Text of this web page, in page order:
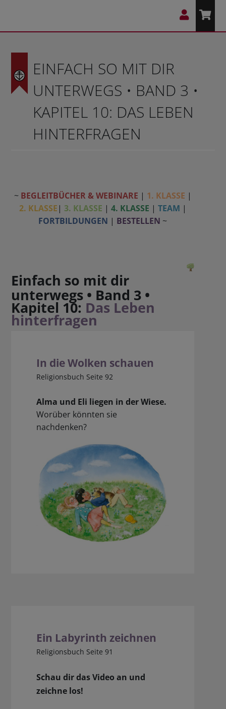
EINFACH SO MIT DIR
UNTERWEGS • BAND 3 •
KAPITEL 10: DAS LEBEN
HINTERFRAGEN
~ BEGLEITBÜCHER & WEBINARE | 1. KLASSE |
2. KLASSE | 3. KLASSE | 4. KLASSE | TEAM |
FORTBILDUNGEN | BESTELLEN ~
Einfach so mit dir
unterwegs • Band 3 •
Kapitel 10: Das Leben
hinterfragen
In die Wolken schauen
Religionsbuch Seite 92
Alma und Eli liegen in der Wiese.
Worüber könnten sie
nachdenken?
Ein Labyrinth zeichnen
Religionsbuch Seite 91
Schau dir das Video an und
zeichne los!